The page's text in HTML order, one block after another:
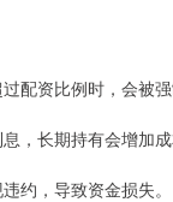
配资比例时，会被强
，长期持有会增加成
约，导致资金损失。